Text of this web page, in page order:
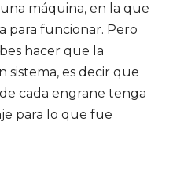
máquina, en la que
para funcionar. Pero
hacer que la
sistema, es decir que
cada engrane tenga
para lo que fue